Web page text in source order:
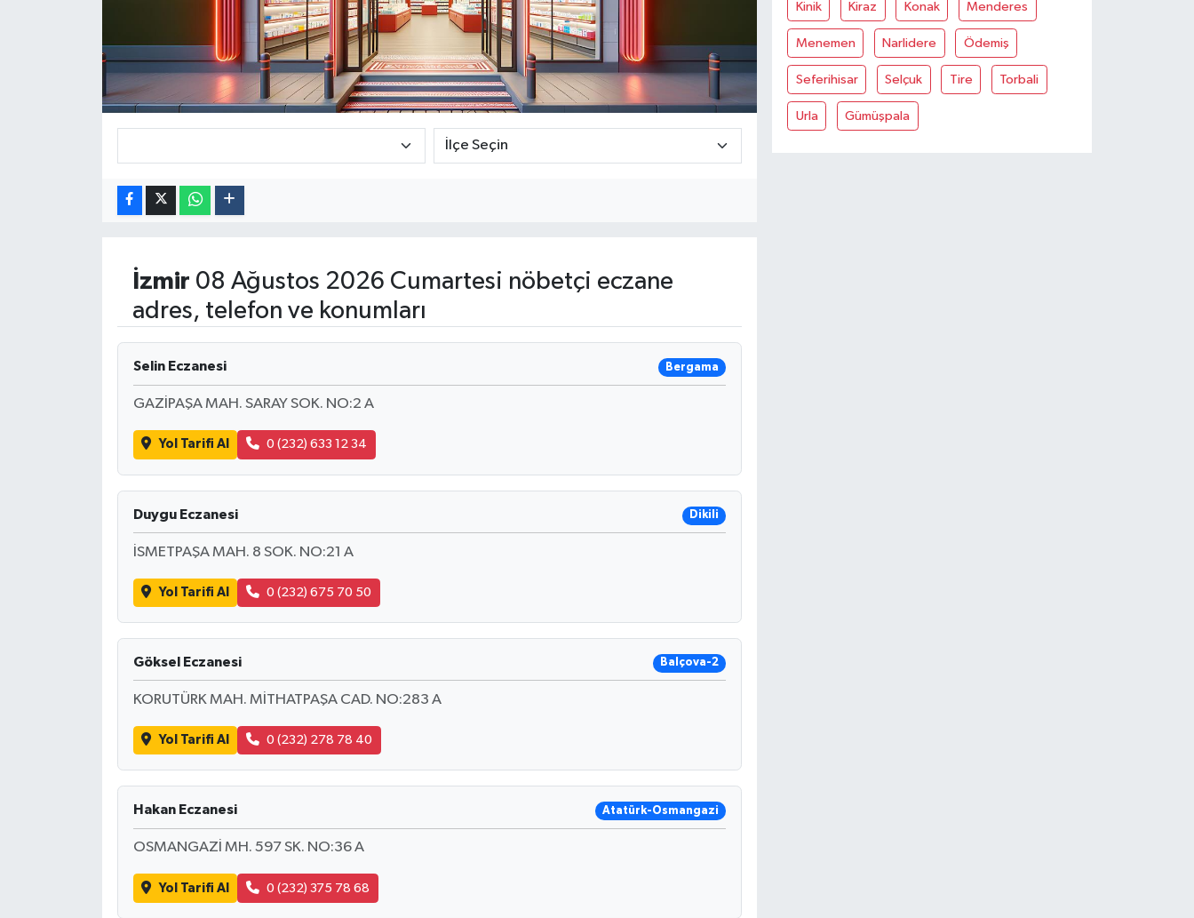
İzmir 08 Ağustos 2026 Cumartesi nöbetçi eczane
adres, telefon ve konumları
Selin Eczanesi Bergama
GAZİPAŞA MAH. SARAY SOK. NO:2 A
Yol Tarifi Al 0 (232) 633 12 34
Duygu Eczanesi Dikili
İSMETPAŞA MAH. 8 SOK. NO:21 A
Yol Tarifi Al 0 (232) 675 70 50
Göksel Eczanesi Balçova-2
KORUTÜRK MAH. MİTHATPAŞA CAD. NO:283 A
Yol Tarifi Al 0 (232) 278 78 40
Hakan Eczanesi Atatürk-Osmangazi
OSMANGAZİ MH. 597 SK. NO:36 A
Yol Tarifi Al 0 (232) 375 78 68
Kinik Kiraz Konak Menderes
Menemen Narlidere Ödemiş
Seferihisar Selçuk Tire Torbali
Urla Gümüşpala
Foto Galeri
Kültür Sanat
Rüya Tabirleri